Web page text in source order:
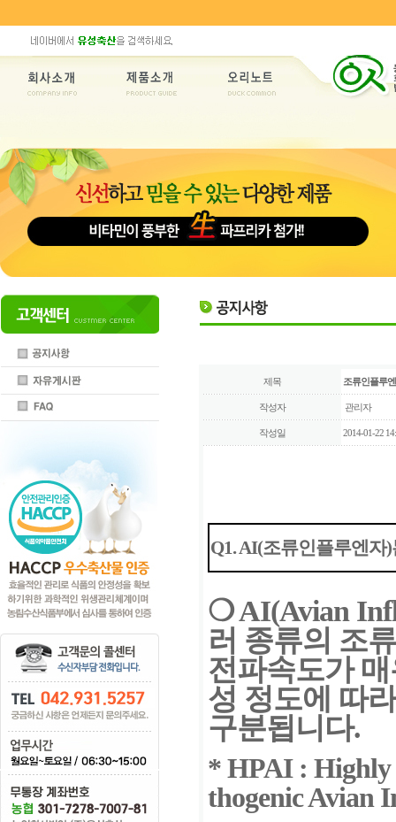
제목 조류인플루
작성자 관리자
작성일 2014-01-22
Q1. AI(조류인플루엔자
❍AI(Avian
러 종류의 조
전파속도가
성 정도에 따
구분됩니다.
* HPAI : Highly
thogenic Avian